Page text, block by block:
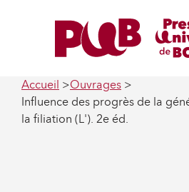
Accueil
Ouvrages
Influence des progrès de la
la filiation (L'). 2e éd.